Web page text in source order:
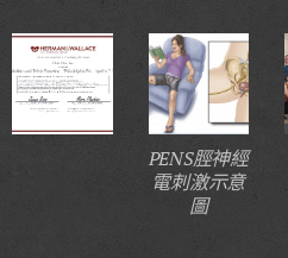
PENS脛神經
電刺激示意
圖